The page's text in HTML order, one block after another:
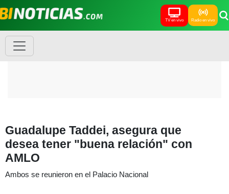
TV en vivo Radio en vivo
Guadalupe Taddei, asegura que
desea tener "buena relación" con
AMLO
Ambos se reunieron en el Palacio Nacional